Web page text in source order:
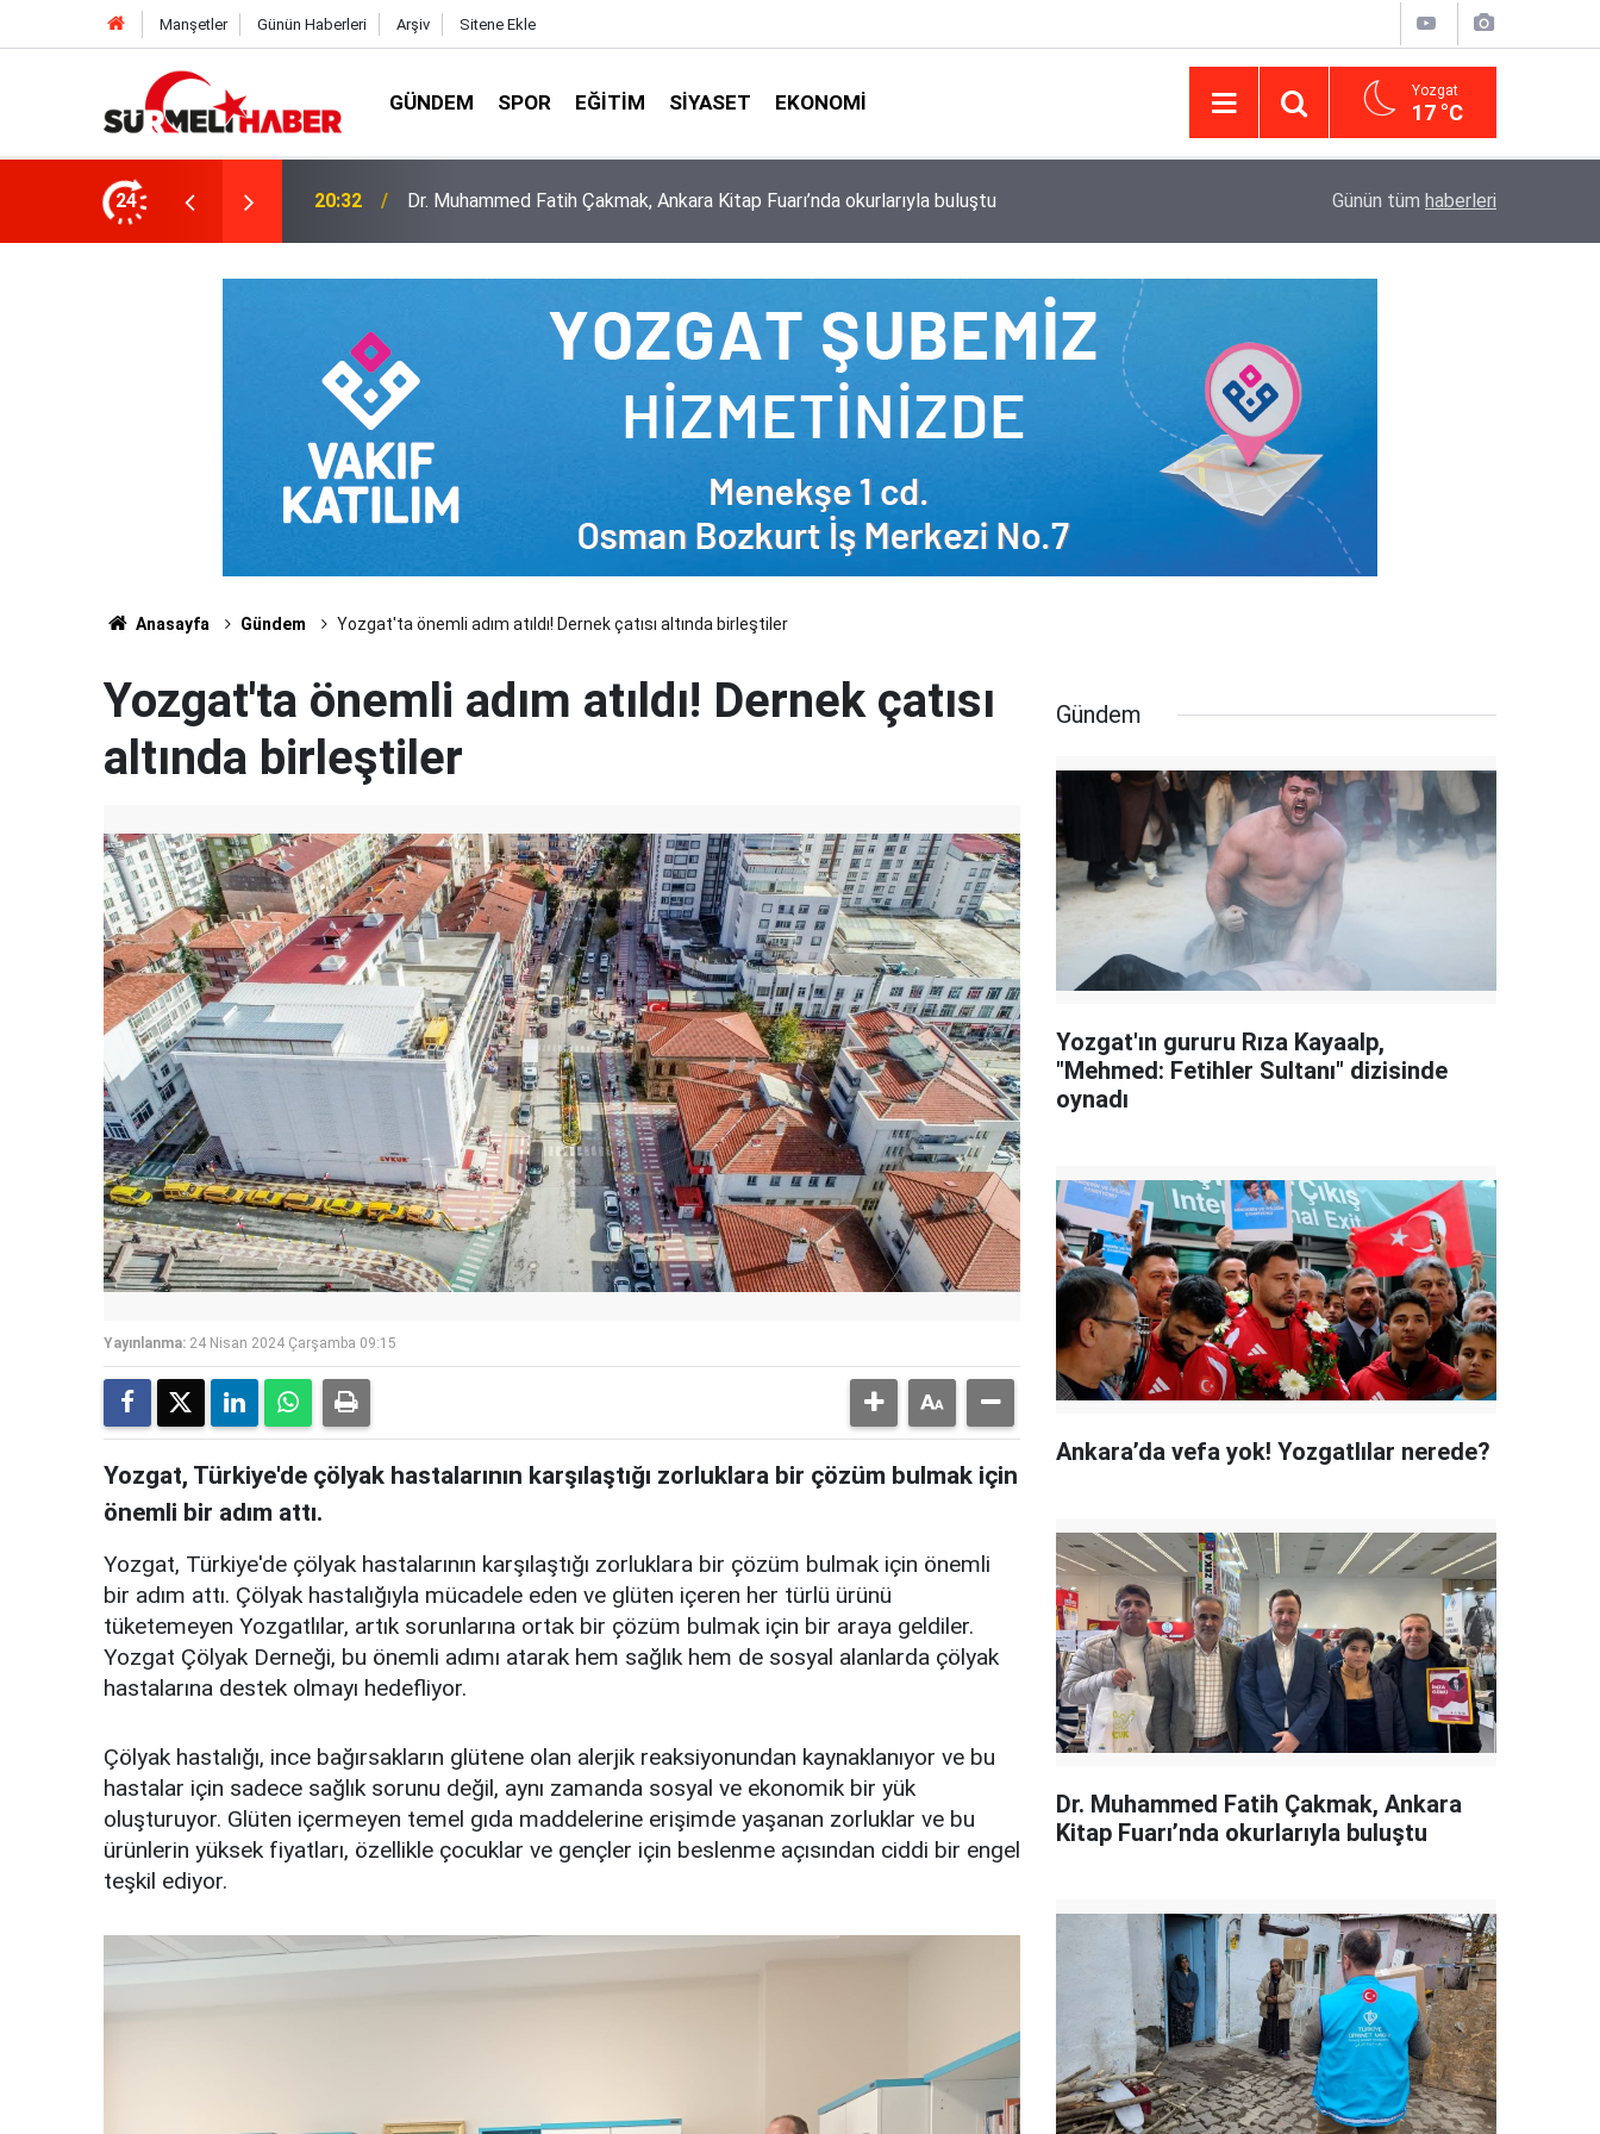
Manşetler Günün Haberleri Arşiv Sitene Ekle
GÜNDEM SPOR EĞITIM SIYASET EKONOMI Yozgat
17 °C
24
okurlarıyla buluştu 14:52 Diyanet İşleri Başkanlığı ile Türkiye Diyanet Vakfı milyonları sevindirdi Yargıtay’da iletişim hamlesi: Kurumsal
Günün tüm haberleri
Anasayfa Gündem Yozgat'ta önemli adım atıldı! Dernek çatısı altında birleştiler
Yozgat'ta önemli adım atıldı! Dernek çatısı
altında birleştiler
Yayınlanma: 24 Nisan 2024 Çarşamba 09:15
Yozgat, Türkiye'de çölyak hastalarının karşılaştığı zorluklara bir çözüm bulmak için
önemli bir adım attı.
Yozgat, Türkiye'de çölyak hastalarının karşılaştığı zorluklara bir çözüm bulmak için önemli
bir adım attı. Çölyak hastalığıyla mücadele eden ve glüten içeren her türlü ürünü
tüketemeyen Yozgatlılar, artık sorunlarına ortak bir çözüm bulmak için bir araya geldiler.
Yozgat Çölyak Derneği, bu önemli adımı atarak hem sağlık hem de sosyal alanlarda çölyak
hastalarına destek olmayı hedefliyor.
Çölyak hastalığı, ince bağırsakların glütene olan alerjik reaksiyonundan kaynaklanıyor ve bu
hastalar için sadece sağlık sorunu değil, aynı zamanda sosyal ve ekonomik bir yük
oluşturuyor. Glüten içermeyen temel gıda maddelerine erişimde yaşanan zorluklar ve bu
ürünlerin yüksek fiyatları, özellikle çocuklar ve gençler için beslenme açısından ciddi bir engel
teşkil ediyor.
Gündem
Yozgat'ın gururu Rıza Kayaalp,
"Mehmed: Fetihler Sultanı" dizisinde
oynadı
Ankara’da vefa yok! Yozgatlılar nerede?
Dr. Muhammed Fatih Çakmak, Ankara
Kitap Fuarı’nda okurlarıyla buluştu